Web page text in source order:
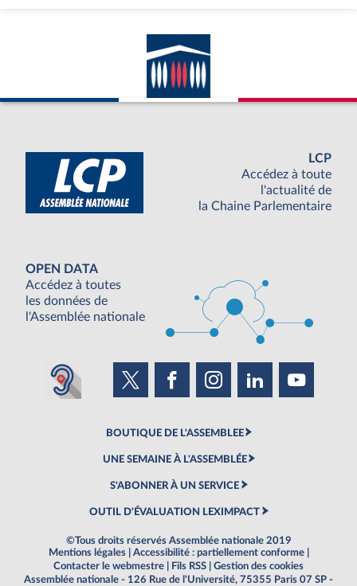
LCP
Accédez à toute
l'actualité de
la Chaine Parlementaire
OPEN DATA
Accédez à toutes
les données de
l'Assemblée nationale
BOUTIQUE DE L'ASSEMBLEE
UNE SEMAINE À L'ASSEMBLÉE
S'ABONNER À UN SERVICE
OUTIL D'ÉVALUATION LEXIMPACT
©Tous droits réservés Assemblée nationale 2019
Mentions légales
Accessibilité : partiellement conforme
Contacter le webmestre
Fils RSS
Gestion des cookies
Assemblée nationale - 126 Rue de l'Université, 75355 Paris 07 SP -